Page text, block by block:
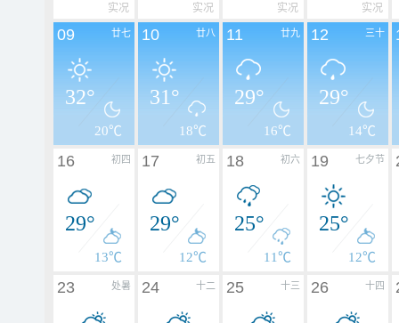
实况 实况 实况 实况
廿七
09
32°
20℃
廿八
10
31°
18℃
廿九
11
29°
16℃
三十
12
29°
14℃
初四
16
29°
13℃
初五
17
29°
12℃
初六
18
25°
11℃
七夕节
19
25°
12℃
处暑
23 十二
24 十三
25 十四
26